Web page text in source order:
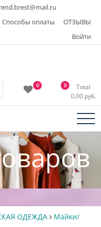
Способы оплаты
ОТЗЫВЫ
Войти
одежды
0 0
Total
0,00 руб.
ОДЕЖДА
Майки/